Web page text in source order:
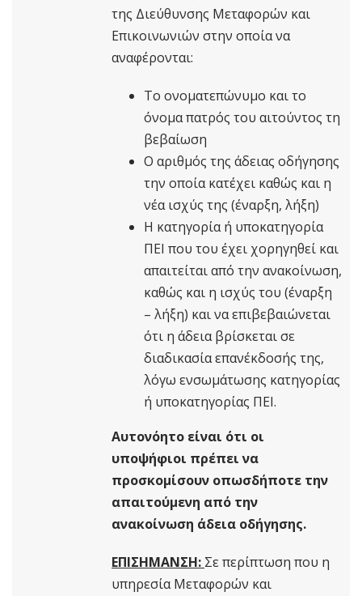
της Διεύθυνσης Μεταφορών και
Επικοινωνιών στην οποία να
αναφέρονται:
Το ονοματεπώνυμο και το
όνομα πατρός του αιτούντος τη
βεβαίωση
Ο αριθμός της άδειας οδήγησης
την οποία κατέχει καθώς και η
νέα ισχύς της (έναρξη, λήξη)
Η κατηγορία ή υποκατηγορία
ΠΕΙ που του έχει χορηγηθεί και
απαιτείται από την ανακοίνωση,
καθώς και η ισχύς του (έναρξη
– λήξη) και να επιβεβαιώνεται
ότι η άδεια βρίσκεται σε
διαδικασία επανέκδοσής της,
λόγω ενσωμάτωσης κατηγορίας
ή υποκατηγορίας ΠΕΙ.
Αυτονόητο είναι ότι οι
υποψήφιοι πρέπει να
προσκομίσουν οπωσδήποτε την
απαιτούμενη από την
ανακοίνωση άδεια οδήγησης.
ΕΠΙΣΗΜΑΝΣΗ: Σε περίπτωση που η
υπηρεσία Μεταφορών και